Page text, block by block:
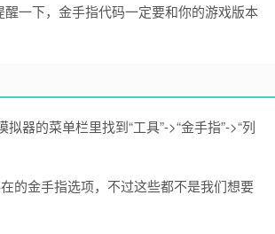
一下，金手指代码一定要和你的游戏版本
器的菜单栏里找到“工具”->“金手指”->“列
的金手指选项，不过这些都不是我们想要